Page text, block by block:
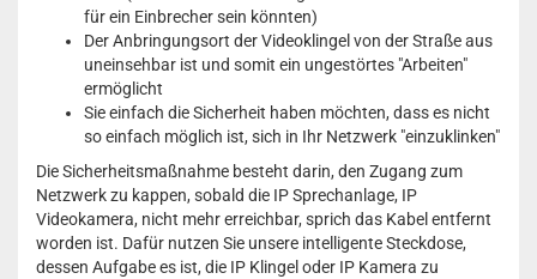
für ein Einbrecher sein könnten)
Der Anbringungsort der Videoklingel von der Straße aus
uneinsehbar ist und somit ein ungestörtes "Arbeiten"
ermöglicht
Sie einfach die Sicherheit haben möchten, dass es nicht
so einfach möglich ist, sich in Ihr Netzwerk "einzuklinken"
Die Sicherheitsmaßnahme besteht darin, den Zugang zum
Netzwerk zu kappen, sobald die IP Sprechanlage, IP
Videokamera, nicht mehr erreichbar, sprich das Kabel entfernt
worden ist. Dafür nutzen Sie unsere intelligente Steckdose,
dessen Aufgabe es ist, die IP Klingel oder IP Kamera zu